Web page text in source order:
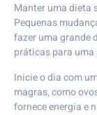
Manter uma dieta
Pequenas
fazer uma grande
práticas para
Inicie o dia com
magras, como
fornece energia e